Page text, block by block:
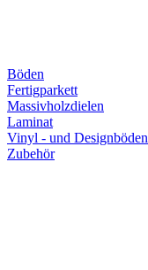
Böden
Fertigparkett
Massivholzdielen
Laminat
Vinyl - und Designböden
Zubehör